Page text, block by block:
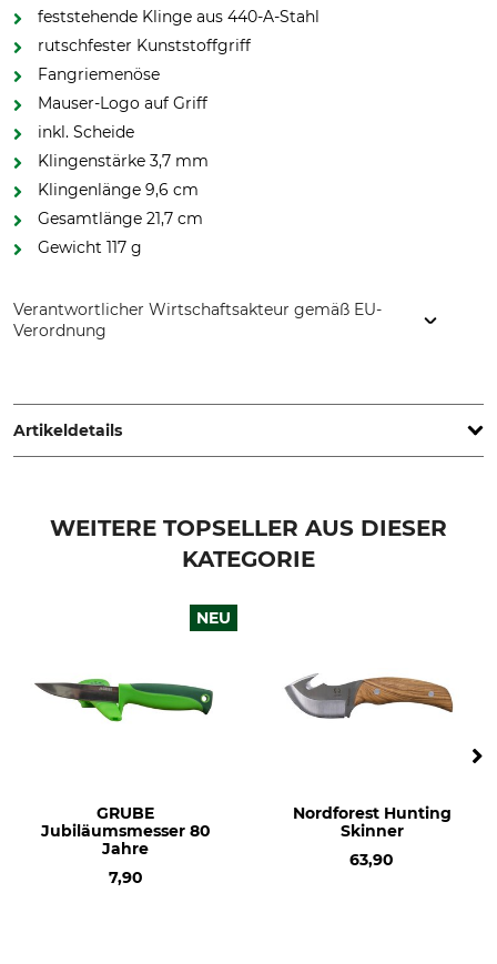
feststehende Klinge aus 440-A-Stahl
rutschfester Kunststoffgriff
Fangriemenöse
Mauser-Logo auf Griff
inkl. Scheide
Klingenstärke 3,7 mm
Klingenlänge 9,6 cm
Gesamtlänge 21,7 cm
Gewicht 117 g
Verantwortlicher Wirtschaftsakteur gemäß EU-
Verordnung
www.blaser-group.com
Artikeldetails
Klingenlänge
Produkttyp
Jagdmesser
Gewicht
WEITERE TOPSELLER AUS DIESER
KATEGORIE
NEU
GRUBE
Jubiläumsmesser 80
Jahre
7,90
Nordforest Hunting
Skinner
63,90